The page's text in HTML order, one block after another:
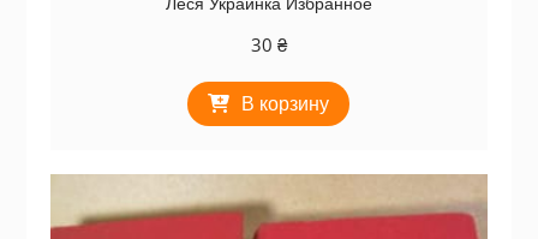
30 ₴
В корзину